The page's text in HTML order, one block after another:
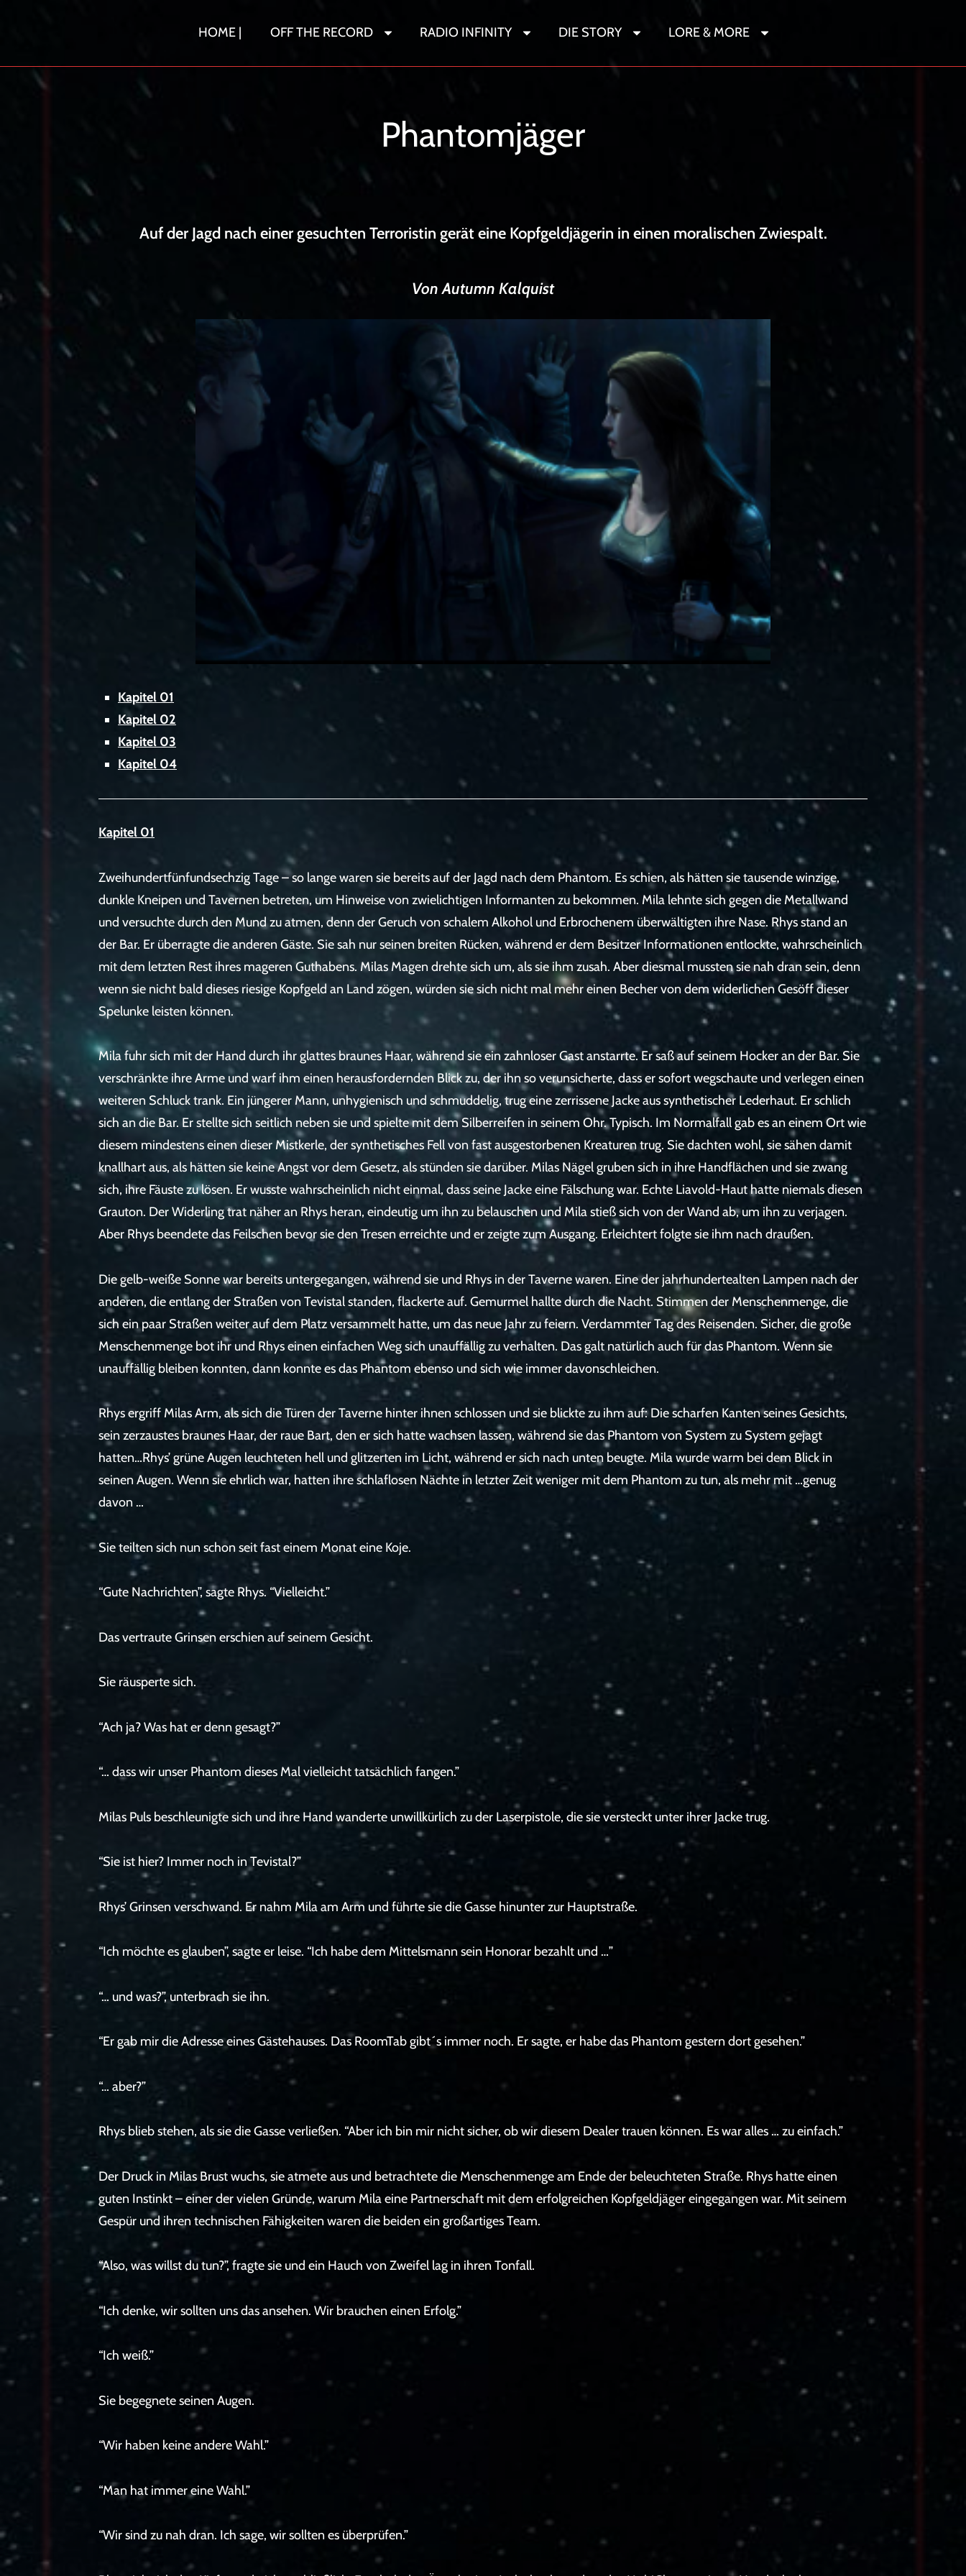
HOME | OFF THE RECORD RADIO INFINITY DIE STORY LORE & MORE
Phantomjäger
Auf der Jagd nach einer gesuchten Terroristin gerät eine Kopfgeldjägerin in einen moralischen Zwiespalt.
Von Autumn Kalquist
Kapitel 01
Kapitel 02
Kapitel 03
Kapitel 04
Kapitel 01
Zweihundertfünfundsechzig Tage – so lange waren sie bereits auf der Jagd nach dem Phantom. Es schien, als hätten sie tausende winzige,
dunkle Kneipen und Tavernen betreten, um Hinweise von zwielichtigen Informanten zu bekommen. Mila lehnte sich gegen die Metallwand
und versuchte durch den Mund zu atmen, denn der Geruch von schalem Alkohol und Erbrochenem überwältigten ihre Nase. Rhys stand an
der Bar. Er überragte die anderen Gäste. Sie sah nur seinen breiten Rücken, während er dem Besitzer Informationen entlockte, wahrscheinlich
mit dem letzten Rest ihres mageren Guthabens. Milas Magen drehte sich um, als sie ihm zusah. Aber diesmal mussten sie nah dran sein, denn
wenn sie nicht bald dieses riesige Kopfgeld an Land zögen, würden sie sich nicht mal mehr einen Becher von dem widerlichen Gesöff dieser
Spelunke leisten können.
Mila fuhr sich mit der Hand durch ihr glattes braunes Haar, während sie ein zahnloser Gast anstarrte. Er saß auf seinem Hocker an der Bar. Sie
verschränkte ihre Arme und warf ihm einen herausfordernden Blick zu, der ihn so verunsicherte, dass er sofort wegschaute und verlegen einen
weiteren Schluck trank. Ein jüngerer Mann, unhygienisch und schmuddelig, trug eine zerrissene Jacke aus synthetischer Lederhaut. Er schlich
sich an die Bar. Er stellte sich seitlich neben sie und spielte mit dem Silberreifen in seinem Ohr. Typisch. Im Normalfall gab es an einem Ort wie
diesem mindestens einen dieser Mistkerle, der synthetisches Fell von fast ausgestorbenen Kreaturen trug. Sie dachten wohl, sie sähen damit
knallhart aus, als hätten sie keine Angst vor dem Gesetz, als stünden sie darüber. Milas Nägel gruben sich in ihre Handflächen und sie zwang
sich, ihre Fäuste zu lösen. Er wusste wahrscheinlich nicht einmal, dass seine Jacke eine Fälschung war. Echte Liavold-Haut hatte niemals diesen
Grauton. Der Widerling trat näher an Rhys heran, eindeutig um ihn zu belauschen und Mila stieß sich von der Wand ab, um ihn zu verjagen.
Aber Rhys beendete das Feilschen bevor sie den Tresen erreichte und er zeigte zum Ausgang. Erleichtert folgte sie ihm nach draußen.
Die gelb-weiße Sonne war bereits untergegangen, während sie und Rhys in der Taverne waren. Eine der jahrhundertealten Lampen nach der
anderen, die entlang der Straßen von Tevistal standen, flackerte auf. Gemurmel hallte durch die Nacht. Stimmen der Menschenmenge, die
sich ein paar Straßen weiter auf dem Platz versammelt hatte, um das neue Jahr zu feiern. Verdammter Tag des Reisenden. Sicher, die große
Menschenmenge bot ihr und Rhys einen einfachen Weg sich unauffällig zu verhalten. Das galt natürlich auch für das Phantom. Wenn sie
unauffällig bleiben konnten, dann konnte es das Phantom ebenso und sich wie immer davonschleichen.
Rhys ergriff Milas Arm, als sich die Türen der Taverne hinter ihnen schlossen und sie blickte zu ihm auf: Die scharfen Kanten seines Gesichts,
sein zerzaustes braunes Haar, der raue Bart, den er sich hatte wachsen lassen, während sie das Phantom von System zu System gejagt
hatten…Rhys’ grüne Augen leuchteten hell und glitzerten im Licht, während er sich nach unten beugte. Mila wurde warm bei dem Blick in
seinen Augen. Wenn sie ehrlich war, hatten ihre schlaflosen Nächte in letzter Zeit weniger mit dem Phantom zu tun, als mehr mit …genug
davon …
Sie teilten sich nun schon seit fast einem Monat eine Koje.
“Gute Nachrichten”, sagte Rhys. “Vielleicht.”
Das vertraute Grinsen erschien auf seinem Gesicht.
Sie räusperte sich.
“Ach ja? Was hat er denn gesagt?”
“… dass wir unser Phantom dieses Mal vielleicht tatsächlich fangen.”
Milas Puls beschleunigte sich und ihre Hand wanderte unwillkürlich zu der Laserpistole, die sie versteckt unter ihrer Jacke trug.
“Sie ist hier? Immer noch in Tevistal?”
Rhys’ Grinsen verschwand. Er nahm Mila am Arm und führte sie die Gasse hinunter zur Hauptstraße.
“Ich möchte es glauben”, sagte er leise. “Ich habe dem Mittelsmann sein Honorar bezahlt und …”
“… und was?”, unterbrach sie ihn.
“Er gab mir die Adresse eines Gästehauses. Das RoomTab gibt´s immer noch. Er sagte, er habe das Phantom gestern dort gesehen.”
“… aber?”
Rhys blieb stehen, als sie die Gasse verließen. “Aber ich bin mir nicht sicher, ob wir diesem Dealer trauen können. Es war alles … zu einfach.”
Der Druck in Milas Brust wuchs, sie atmete aus und betrachtete die Menschenmenge am Ende der beleuchteten Straße. Rhys hatte einen
guten Instinkt – einer der vielen Gründe, warum Mila eine Partnerschaft mit dem erfolgreichen Kopfgeldjäger eingegangen war. Mit seinem
Gespür und ihren technischen Fähigkeiten waren die beiden ein großartiges Team.
“Also, was willst du tun?”, fragte sie und ein Hauch von Zweifel lag in ihren Tonfall.
“Ich denke, wir sollten uns das ansehen. Wir brauchen einen Erfolg.”
“Ich weiß.”
Sie begegnete seinen Augen.
“Wir haben keine andere Wahl.”
“Man hat immer eine Wahl.”
“Wir sind zu nah dran. Ich sage, wir sollten es überprüfen.”